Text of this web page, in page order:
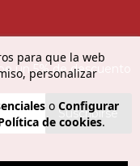
para que la web
personalizar
o Configurar
de cookies.
un 5% de descuento
Suscribirse